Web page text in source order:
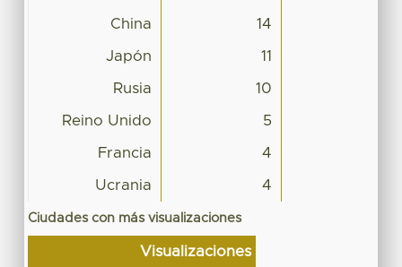
China 14
Japón 11
Rusia 10
Reino Unido 5
Francia 4
Ucrania 4
Ciudades con más visualizaciones
Visualizaciones